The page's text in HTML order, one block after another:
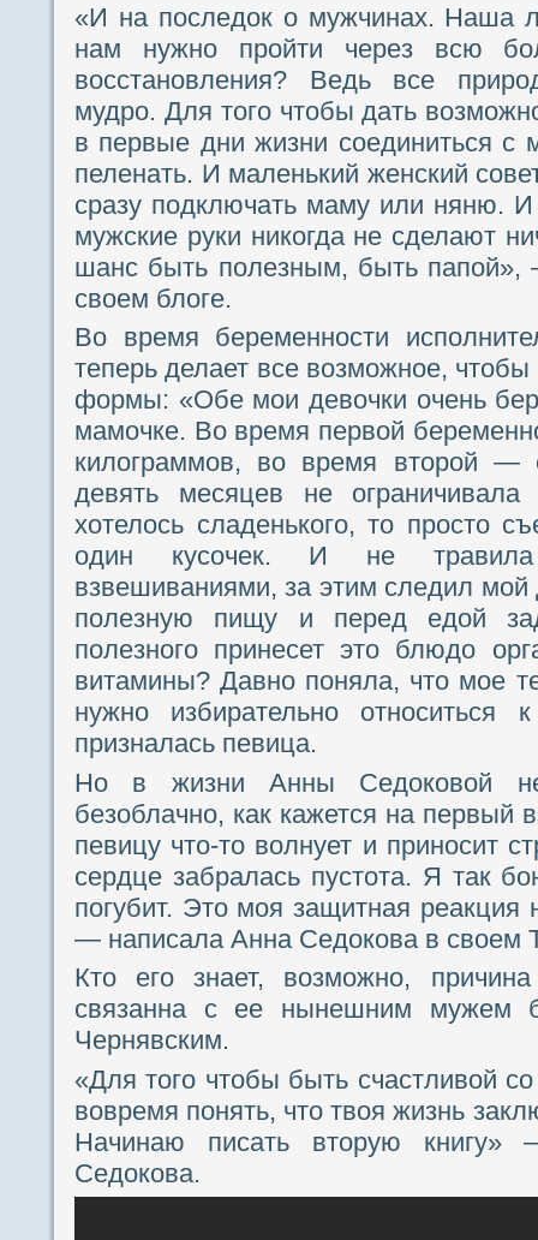
«И на последок о мужчинах. Наша
нам нужно пройти через всю
восстановления? Ведь все
мудро. Для того чтобы дать
в первые дни жизни соединиться с
пеленать. И маленький женский
сразу подключать маму или няню.
мужские руки никогда не сделают
шанс быть полезным, быть
своем блоге.
Во время беременности
теперь делает все возможное,
формы: «Обе мои девочки очень
мамочке. Во время первой
килограммов, во время второй —
девять месяцев не
хотелось сладенького, то просто
один кусочек. И не
взвешиваниями, за этим следил мой
полезную пищу и перед едой
полезного принесет это блюдо
витамины? Давно поняла, что мое
нужно избирательно
призналась певица.
Но в жизни Анны Седоковой
безоблачно, как кажется на первый
певицу что-то волнует и приносит
сердце забралась пустота. Я так
погубит. Это моя защитная
— написала Анна Седокова в своем
Кто его знает, возможно,
связанна с ее нынешним мужем
Чернявским.
«Для того чтобы быть счастливой
вовремя понять, что твоя жизнь
Начинаю писать вторую книгу»
Седокова.